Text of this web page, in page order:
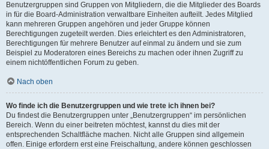
Benutzergruppen sind Gruppen von Mitgliedern, die die Mitglieder des Boards
in für die Board-Administration verwaltbare Einheiten aufteilt. Jedes Mitglied
kann mehreren Gruppen angehören und jeder Gruppe können
Berechtigungen zugeteilt werden. Dies erleichtert es den Administratoren,
Berechtigungen für mehrere Benutzer auf einmal zu ändern und sie zum
Beispiel zu Moderatoren eines Bereichs zu machen oder ihnen Zugriff zu
einem nichtöffentlichen Forum zu geben.
Nach oben
Wo finde ich die Benutzergruppen und wie trete ich ihnen bei?
Du findest die Benutzergruppen unter „Benutzergruppen“ im persönlichen
Bereich. Wenn du einer beitreten möchtest, kannst du dies mit der
entsprechenden Schaltfläche machen. Nicht alle Gruppen sind allgemein
offen. Einige erfordern erst eine Freischaltung, andere können geschlossen